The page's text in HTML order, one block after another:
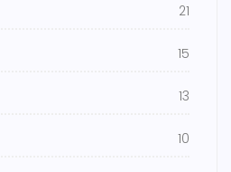
21
15
13
10